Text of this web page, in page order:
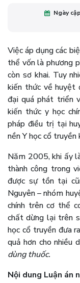
Ngày
Việc áp dụng các
thể vốn là phương
còn sơ khai. Tuy
kiến thức về huyệt
đại quá phát triển
kiến thức y học
pháp điều trị tại
nền Y học cổ truyền
Năm 2005, khi ấy
thành công trong
được sự tồn tại
Nguyên – nhóm
chính trên cơ thể
chất dừng lại trên
học cổ truyền đưa
quả hơn cho nhiều
dùng thuốc.
Nội dung Luận án